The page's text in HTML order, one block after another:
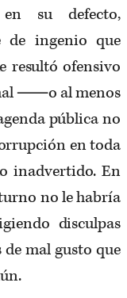
su defecto,
de ingenio que
resultó ofensivo
⸺o al menos
pública no
en toda
inadvertido. En
no le habría
disculpas
mal gusto que